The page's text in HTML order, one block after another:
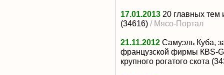
17.01.2013 20 главных тем
(34616) / Мясо-Портал
21.11.2012 Самуэль Куба,
французской фирмы КВS-
крупного рогатого скота